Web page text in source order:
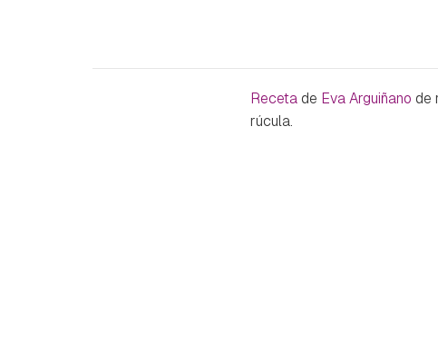
Recetade Eva Arguiñano de
rúcula.